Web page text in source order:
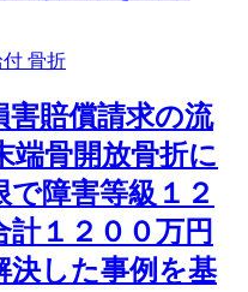
付 骨折
害賠償請求の流
端骨開放骨折に
障害等級１２
１２００万円
決した事例を基